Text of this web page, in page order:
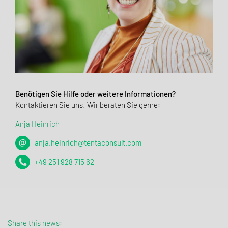
Benötigen Sie Hilfe oder weitere Informationen?
Kontaktieren Sie uns! Wir beraten Sie gerne:
Anja Heinrich
anja.heinrich@tentaconsult.com
+49 251 928 715 62
Share this news: